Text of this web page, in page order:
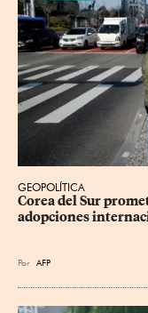
GEOPOLÍTICA
Corea del Sur
adopciones
Por AFP